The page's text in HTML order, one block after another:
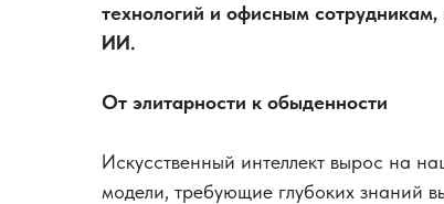
технологий и офисным
ИИ.
От элитарности к обыденности
Искусственный интеллект вырос на
модели, требующие глубоких знаний